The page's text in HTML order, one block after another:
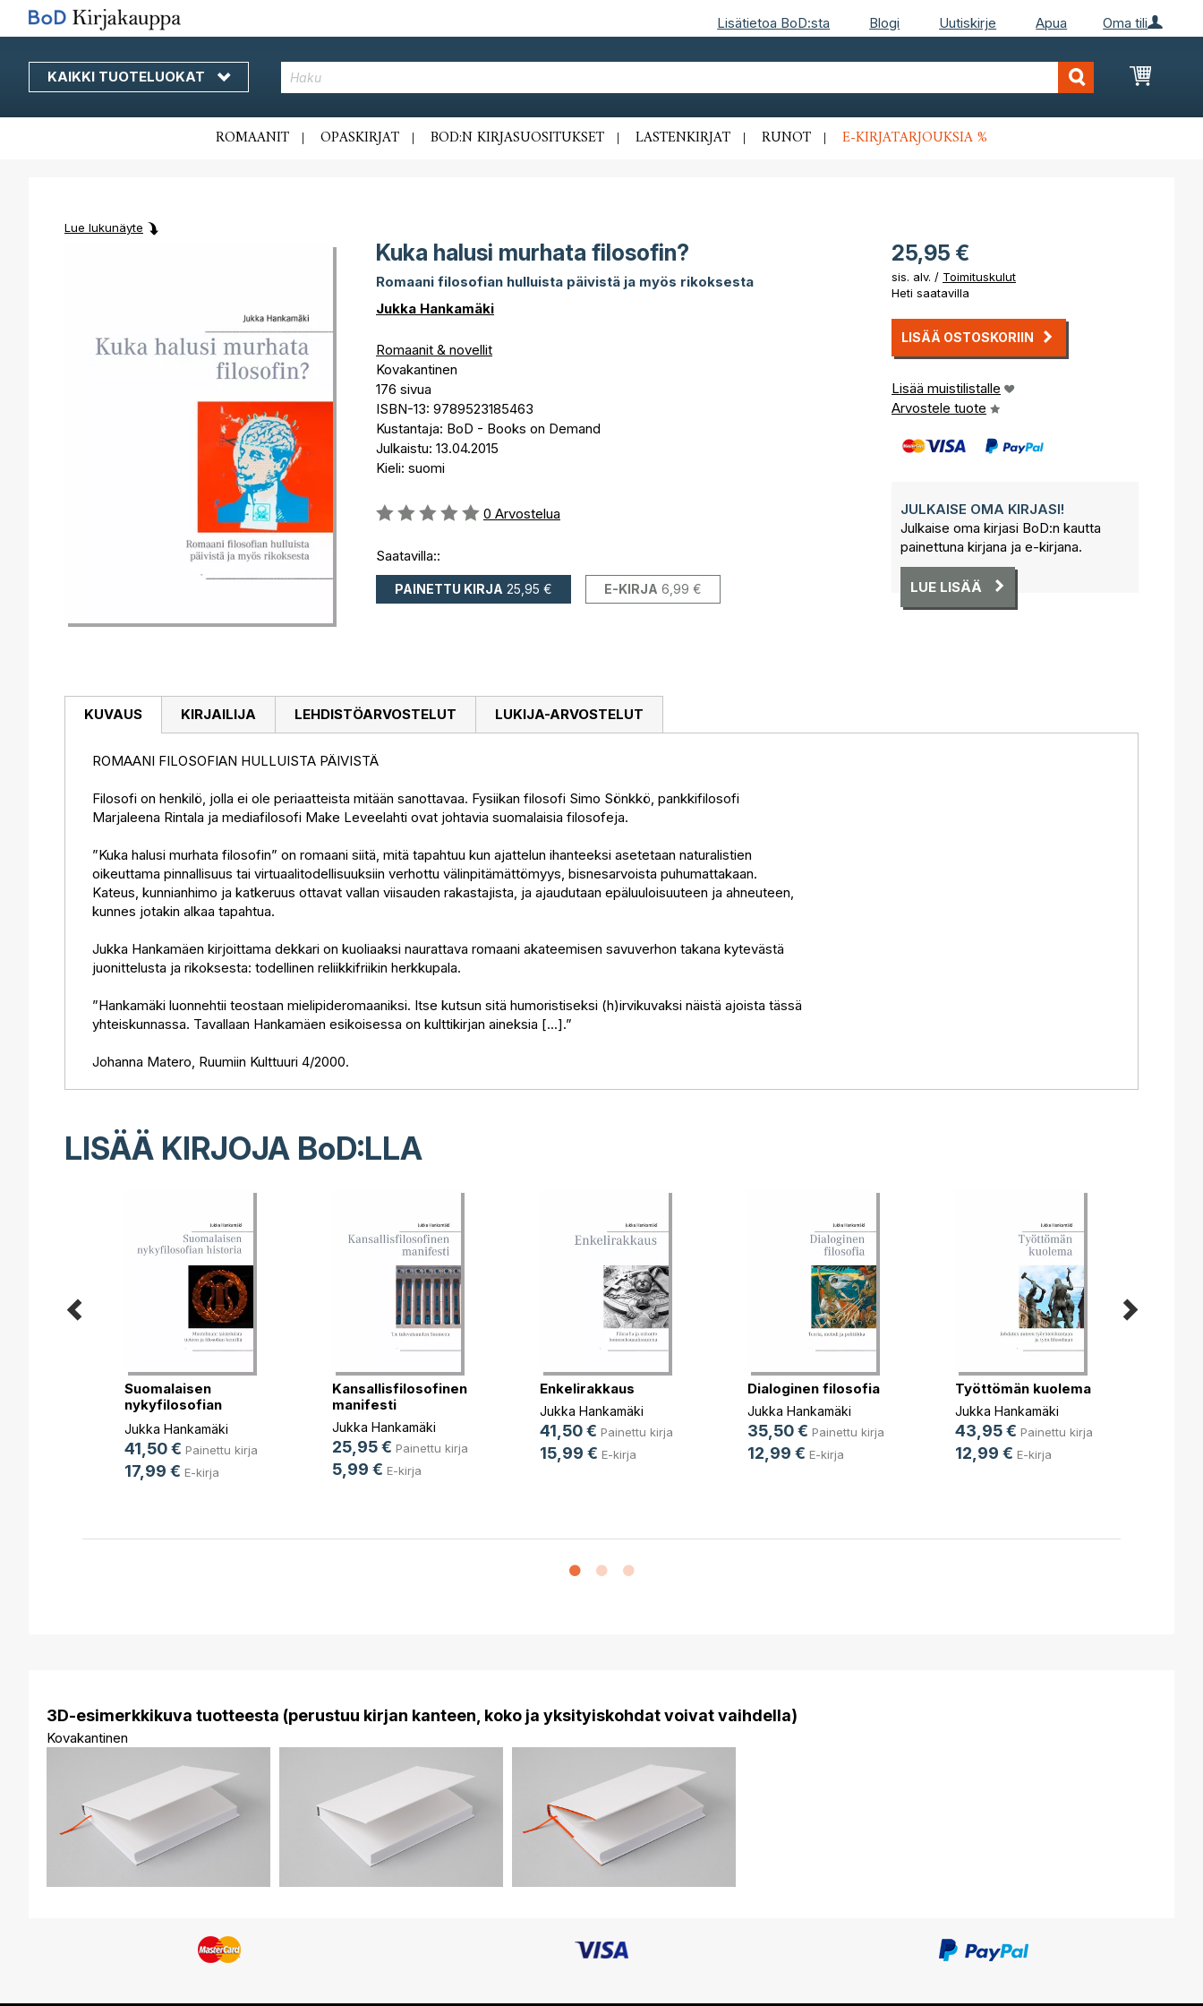
Oma tili
Lisätietoa BoD:sta Blogi Uutiskirje Apua
KAIKKI TUOTELUOKAT
Skip
Content
ROMAANIT OPASKIRJAT BOD:N KIRJASUOSITUKSET LASTENKIRJAT RUNOT E-KIRJATARJOUKSIA %
Lue lukunäyte
Kuka halusi murhata filosofin?
Romaani filosofian hulluista päivistä ja myös rikoksesta
Jukka Hankamäki
Romaanit & novellit
Kovakantinen
176 sivua
ISBN-13: 9789523185463
Kustantaja: BoD - Books on Demand
Julkaistu: 13.04.2015
Kieli: suomi
Arvostelu::
0 Arvostelua
Saatavilla::
PAINETTU KIRJA 25,95 € E-KIRJA 6,99 €
25,95 €
sis. alv. / Toimituskulut
Heti saatavilla
LISÄÄ OSTOSKORIIN
Lisää muistilistalle
Arvostele tuote
JULKAISE OMA KIRJASI!
Julkaise oma kirjasi BoD:n kautta
painettuna kirjana ja e-kirjana.
LUE LISÄÄ
KUVAUS
ROMAANI FILOSOFIAN HULLUISTA PÄIVISTÄ
Filosofi on henkilö, jolla ei ole periaatteista mitään sanottavaa. Fysiikan filosofi Simo Sönkkö, pankkifilosofi
Marjaleena Rintala ja mediafilosofi Make Leveelahti ovat johtavia suomalaisia filosofeja.
”Kuka halusi murhata filosofin” on romaani siitä, mitä tapahtuu kun ajattelun ihanteeksi asetetaan naturalistien
oikeuttama pinnallisuus tai virtuaalitodellisuuksiin verhottu välinpitämättömyys, bisnesarvoista puhumattakaan.
Kateus, kunnianhimo ja katkeruus ottavat vallan viisauden rakastajista, ja ajaudutaan epäluuloisuuteen ja ahneuteen,
kunnes jotakin alkaa tapahtua.
Jukka Hankamäen kirjoittama dekkari on kuoliaaksi naurattava romaani akateemisen savuverhon takana kytevästä
juonittelusta ja rikoksesta: todellinen reliikkifriikin herkkupala.
”Hankamäki luonnehtii teostaan mielipideromaaniksi. Itse kutsun sitä humoristiseksi (h)irvikuvaksi näistä ajoista tässä
yhteiskunnassa. Tavallaan Hankamäen esikoisessa on kulttikirjan aineksia [...].”
Johanna Matero, Ruumiin Kulttuuri 4/2000.
KIRJAILIJA LEHDISTÖARVOSTELUT LUKIJA-ARVOSTELUT
LISÄÄ KIRJOJA BoD:LLA
Suomalaisen
nykyfilosofian
historia
Jukka Hankamäki
41,50 € Painettu kirja
17,99 € E-kirja
Kansallisfilosofinen
manifesti
Jukka Hankamäki
25,95 € Painettu kirja
5,99 € E-kirja
Enkelirakkaus
Jukka Hankamäki
41,50 € Painettu kirja
15,99 € E-kirja
Dialoginen filosofia
Jukka Hankamäki
35,50 € Painettu kirja
12,99 € E-kirja
Työttömän kuolema
Jukka Hankamäki
43,95 € Painettu kirja
12,99 € E-kirja
3D-esimerkkikuva tuotteesta (perustuu kirjan kanteen, koko ja yksityiskohdat voivat vaihdella)
Kovakantinen